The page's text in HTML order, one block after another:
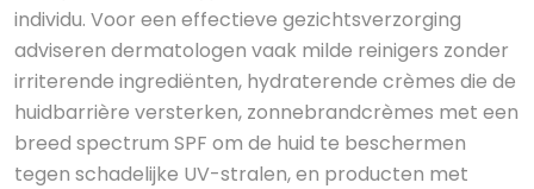
individu. Voor een effectieve gezichtsverzorging
adviseren dermatologen vaak milde reinigers zonder
irriterende ingrediënten, hydraterende crèmes die de
huidbarrière versterken, zonnebrandcrèmes met een
breed spectrum SPF om de huid te beschermen
tegen schadelijke UV-stralen, en producten met